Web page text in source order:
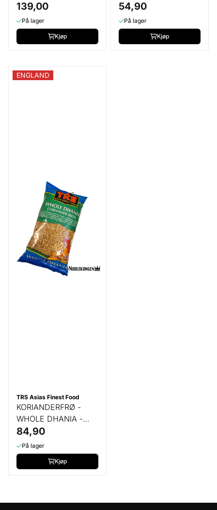
- 50 GR
139,00
På lager
Kjøp
54,90
På lager
Kjøp
ENGLAND
TRS Asias Finest Food
KORIANDERFRØ -
WHOLE DHANIA -
250 GR
84,90
På lager
Kjøp